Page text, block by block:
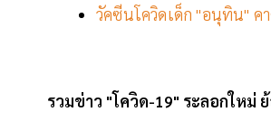
วัคซีนโควิดเด็ก "อนุทิน" ค
รวมข่าว "โควิด-19" ระลอกใหม่